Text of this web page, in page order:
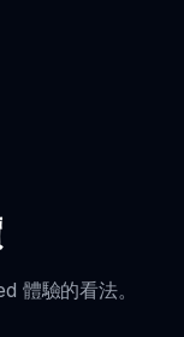
體驗的看法。